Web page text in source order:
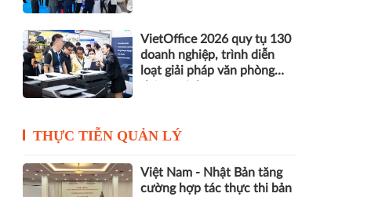
VietOffice 2026 quy tụ 130
doanh nghiệp, trình diễn
loạt giải pháp văn phòng
THỰC TIỄN QUẢN LÝ
Việt Nam - Nhật Bản tăng
cường hợp tác thực thi bản